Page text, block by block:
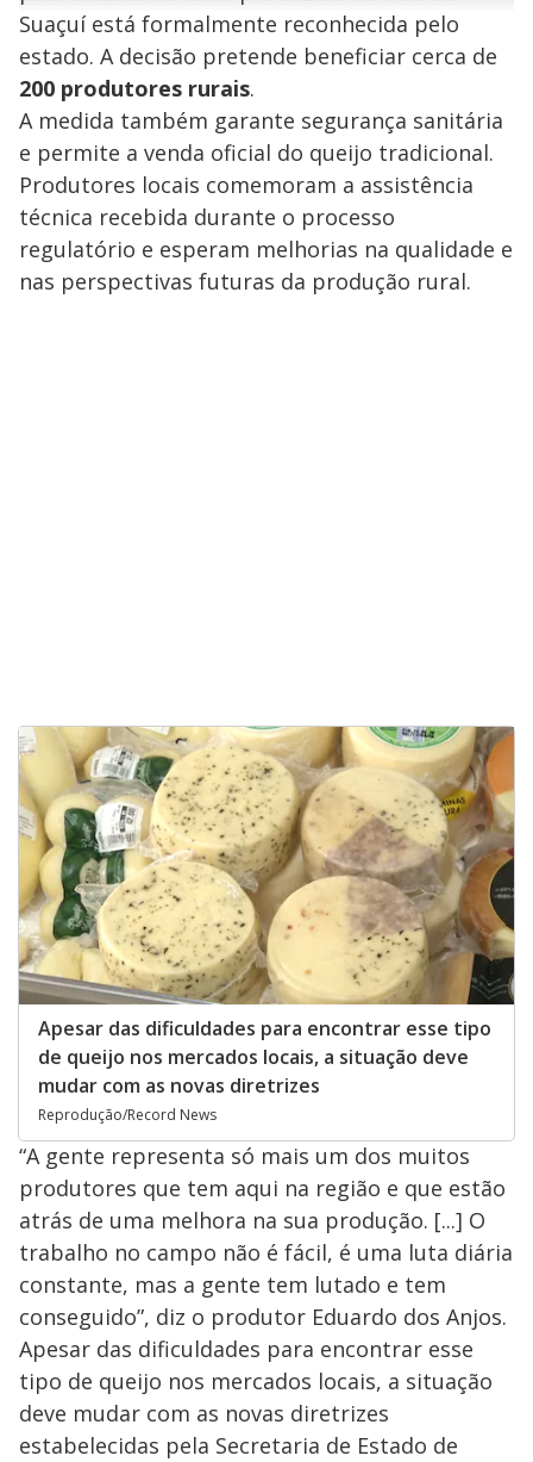
a
y
V
i
d
o
n
d
u
d
Suaçuí está formalmente reconhecida pelo
estado. A decisão pretende beneficiar cerca de
200 produtores rurais.
A medida também garante segurança sanitária
e permite a venda oficial do queijo tradicional.
Produtores locais comemoram a assistência
técnica recebida durante o processo
regulatório e esperam melhorias na qualidade e
nas perspectivas futuras da produção rural.
Apesar das dificuldades para encontrar esse tipo
de queijo nos mercados locais, a situação deve
mudar com as novas diretrizes
Reprodução/Record News
“A gente representa só mais um dos muitos
produtores que tem aqui na região e que estão
atrás de uma melhora na sua produção. [...] O
trabalho no campo não é fácil, é uma luta diária
constante, mas a gente tem lutado e tem
conseguido”, diz o produtor Eduardo dos Anjos.
Apesar das dificuldades para encontrar esse
tipo de queijo nos mercados locais, a situação
deve mudar com as novas diretrizes
estabelecidas pela Secretaria de Estado de